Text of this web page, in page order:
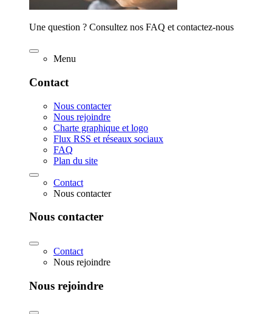
Une question ? Consultez nos FAQ et contactez-nous
Menu
Contact
Nous contacter
Nous rejoindre
Charte graphique et logo
Flux RSS et réseaux sociaux
FAQ
Plan du site
Contact
Nous contacter
Nous contacter
Contact
Nous rejoindre
Nous rejoindre